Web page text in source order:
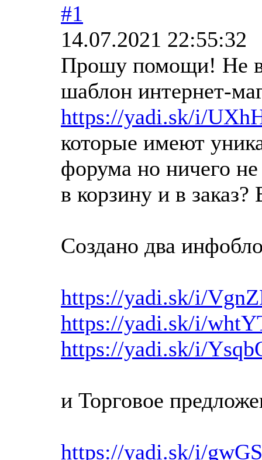
#1
14.07.2021 22:55:32
Прошу помощи! Не
шаблон интернет-
https://yadi.sk/i/
которые имеют
форума но ничего
в корзину и в
Создано два
https://yadi.sk/i/
https://yadi.sk/i/
https://yadi.sk/i/
и Торговое
https://yadi.sk/i/